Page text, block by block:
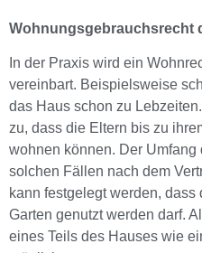
Wohnungsgebrauchsrecht
In der Praxis wird ein
vereinbart. Beispielsweise
das Haus schon zu
zu, dass die Eltern bis zu
wohnen können. Der
solchen Fällen nach dem
kann festgelegt werden,
Garten genutzt werden darf.
eines Teils des Hauses wie